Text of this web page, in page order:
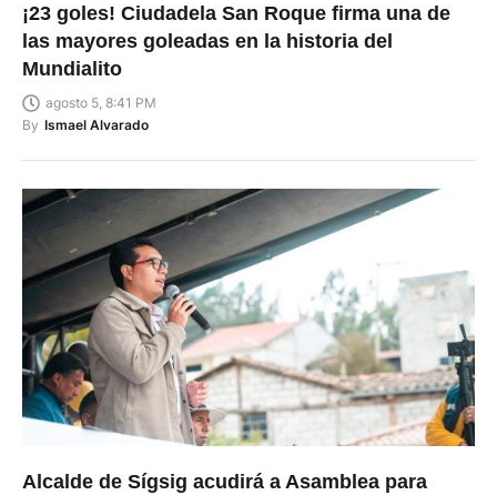
¡23 goles! Ciudadela San Roque firma una de
las mayores goleadas en la historia del
Mundialito
agosto 5, 8:41 PM
By Ismael Alvarado
Alcalde de Sígsig acudirá a Asamblea para